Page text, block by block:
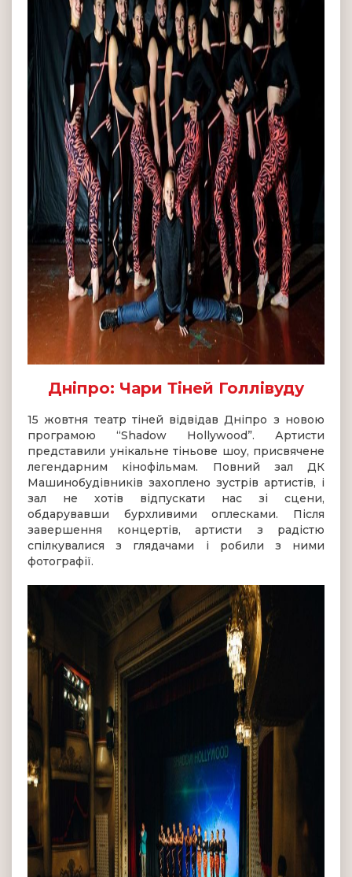
Дніпро: Чари Тіней Голлівуду
15 жовтня театр тіней відвідав Дніпро з новою
програмою “Shadow Hollywood”. Артисти
представили унікальне тіньове шоу, присвячене
легендарним кінофільмам. Повний зал ДК
Машинобудівників захоплено зустрів артистів, і
зал не хотів відпускати нас зі сцени,
обдарувавши бурхливими оплесками. Після
завершення концертів, артисти з радістю
спілкувалися з глядачами і робили з ними
фотографії.